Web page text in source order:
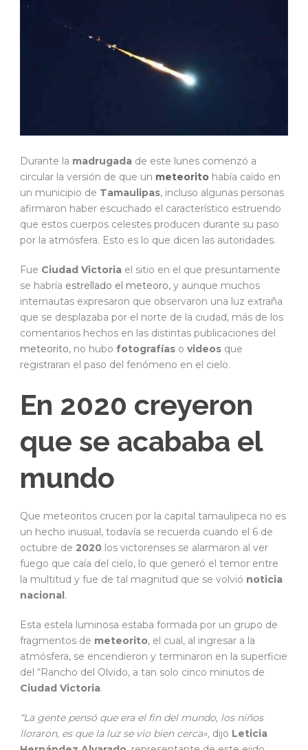
Durante la madrugada de este lunes comenzó a
circular la versión de que un meteorito había caído en
un municipio de Tamaulipas, incluso algunas personas
afirmaron haber escuchado el característico estruendo
que estos cuerpos celestes producen durante su paso
por la atmósfera. Esto es lo que dicen las autoridades.
Fue Ciudad Victoria el sitio en el que presuntamente
se habría estrellado el meteoro, y aunque muchos
internautas expresaron que observaron una luz extraña
que se desplazaba por el norte de la ciudad, más de los
comentarios hechos en las distintas publicaciones del
meteorito, no hubo fotografías o videos que
registraran el paso del fenómeno en el cielo.
En 2020 creyeron
que se acababa el
mundo
Que meteoritos crucen por la capital tamaulipeca no es
un hecho inusual, todavía se recuerda cuando el 6 de
octubre de 2020 los victorenses se alarmaron al ver
fuego que caía del cielo, lo que generó el temor entre
la multitud y fue de tal magnitud que se volvió noticia
nacional.
Esta estela luminosa estaba formada por un grupo de
fragmentos de meteorito, el cual, al ingresar a la
atmósfera, se encendieron y terminaron en la superficie
del “Rancho del Olvido, a tan solo cinco minutos de
Ciudad Victoria.
“La gente pensó que era el fin del mundo, los niños
lloraron, es que la luz se vio bien cerca», dijo Leticia